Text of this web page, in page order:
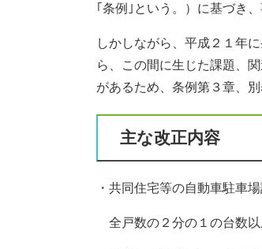
｢条例｣という。）に基づき
しかしながら、平成２１年
ら、この間に生じた課題、
があるため、条例第３章、
主な改正内容
・共同住宅等の自動車駐車
全戸数の２分の１の台数以